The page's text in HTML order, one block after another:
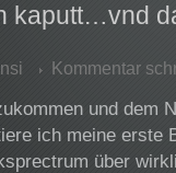
kaputt…vnd
Kommentar
und dem
ich meine erste
über